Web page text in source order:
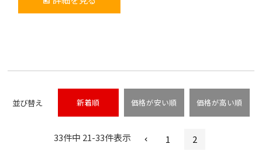
並び替え 新着順 価格が安い順 価格が高い順
33件中 21-33件表示 1 2